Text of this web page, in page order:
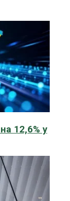
12,6% у